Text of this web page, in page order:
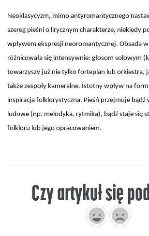
Neoklasycyzm, mimo antyromantycznego
szereg pieśni o lirycznym charakterze, niekiedy
wpływem ekspresji neoromantycznej. Obsada w
różnicowała się intensywnie: głosom solowym
towarzyszy już nie tylko fortepian lub orkiestra,
także zespoły kameralne. Istotny wpływ na
inspiracja folklorystyczna. Pieśń przejmuje bądź
ludowe (np. melodyka, rytmika), bądź staje się
folkloru lub jego opracowaniem.
Czy artykuł się